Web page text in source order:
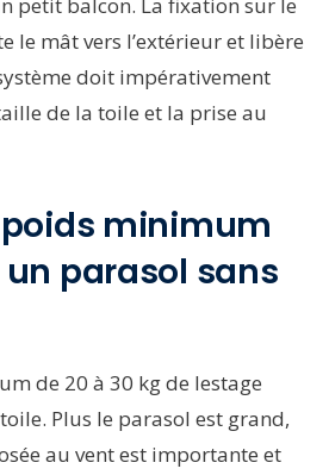
petit balcon. La fixation sur le
le mât vers l’extérieur et libère
doit impérativement
de la toile et la prise au
poids minimum
parasol sans
de 20 à 30 kg de lestage
Plus le parasol est grand,
au vent est importante et